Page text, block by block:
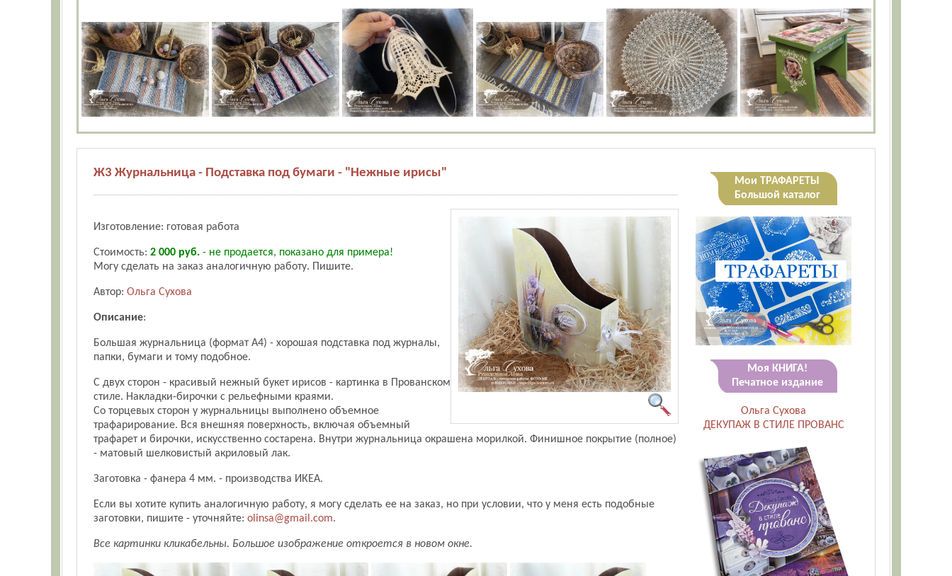
Ж3 Журнальница - Подставка под бумаги - "Нежные ирисы"
Изготовление: готовая работа
Стоимость: 2 000 руб. - не продается, показано для примера!
Могу сделать на заказ аналогичную работу. Пишите.
Автор: Ольга Сухова
Описание:
Большая журнальница (формат А4) - хорошая подставка под журналы,
папки, бумаги и тому подобное.
С двух сторон - красивый нежный букет ирисов - картинка в Прованском
стиле. Накладки-бирочки с рельефными краями.
Со торцевых сторон у журнальницы выполнено объемное
трафарирование. Вся внешняя поверхность, включая объемный
трафарет и бирочки, искусственно состарена. Внутри журнальница окрашена морилкой. Финишное покрытие (полное)
- матовый шелковистый акриловый лак.
Заготовка - фанера 4 мм. - производства ИКЕА.
Если вы хотите купить аналогичную работу, я могу сделать ее на заказ, но при условии, что у меня есть подобные
заготовки, пишите - уточняйте: olinsa@gmail.com.
Все картинки кликабельны. Большое изображение откроется в новом окне.
Мои ТРАФАРЕТЫ
Большой каталог
Моя КНИГА!
Печатное издание
Ольга Сухова
ДЕКУПАЖ В СТИЛЕ ПРОВАНС